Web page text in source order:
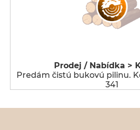
Prodej / Nabídka >
Predám čistú bukovú pilinu.
341